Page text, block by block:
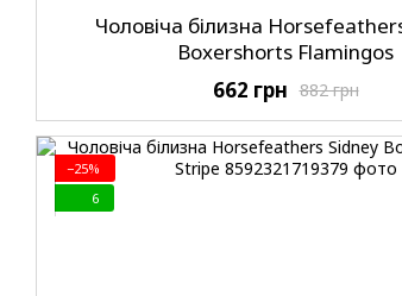
Чоловіча білизна
Boxershorts Flamingos
882 грн
662 грн
−25%
6